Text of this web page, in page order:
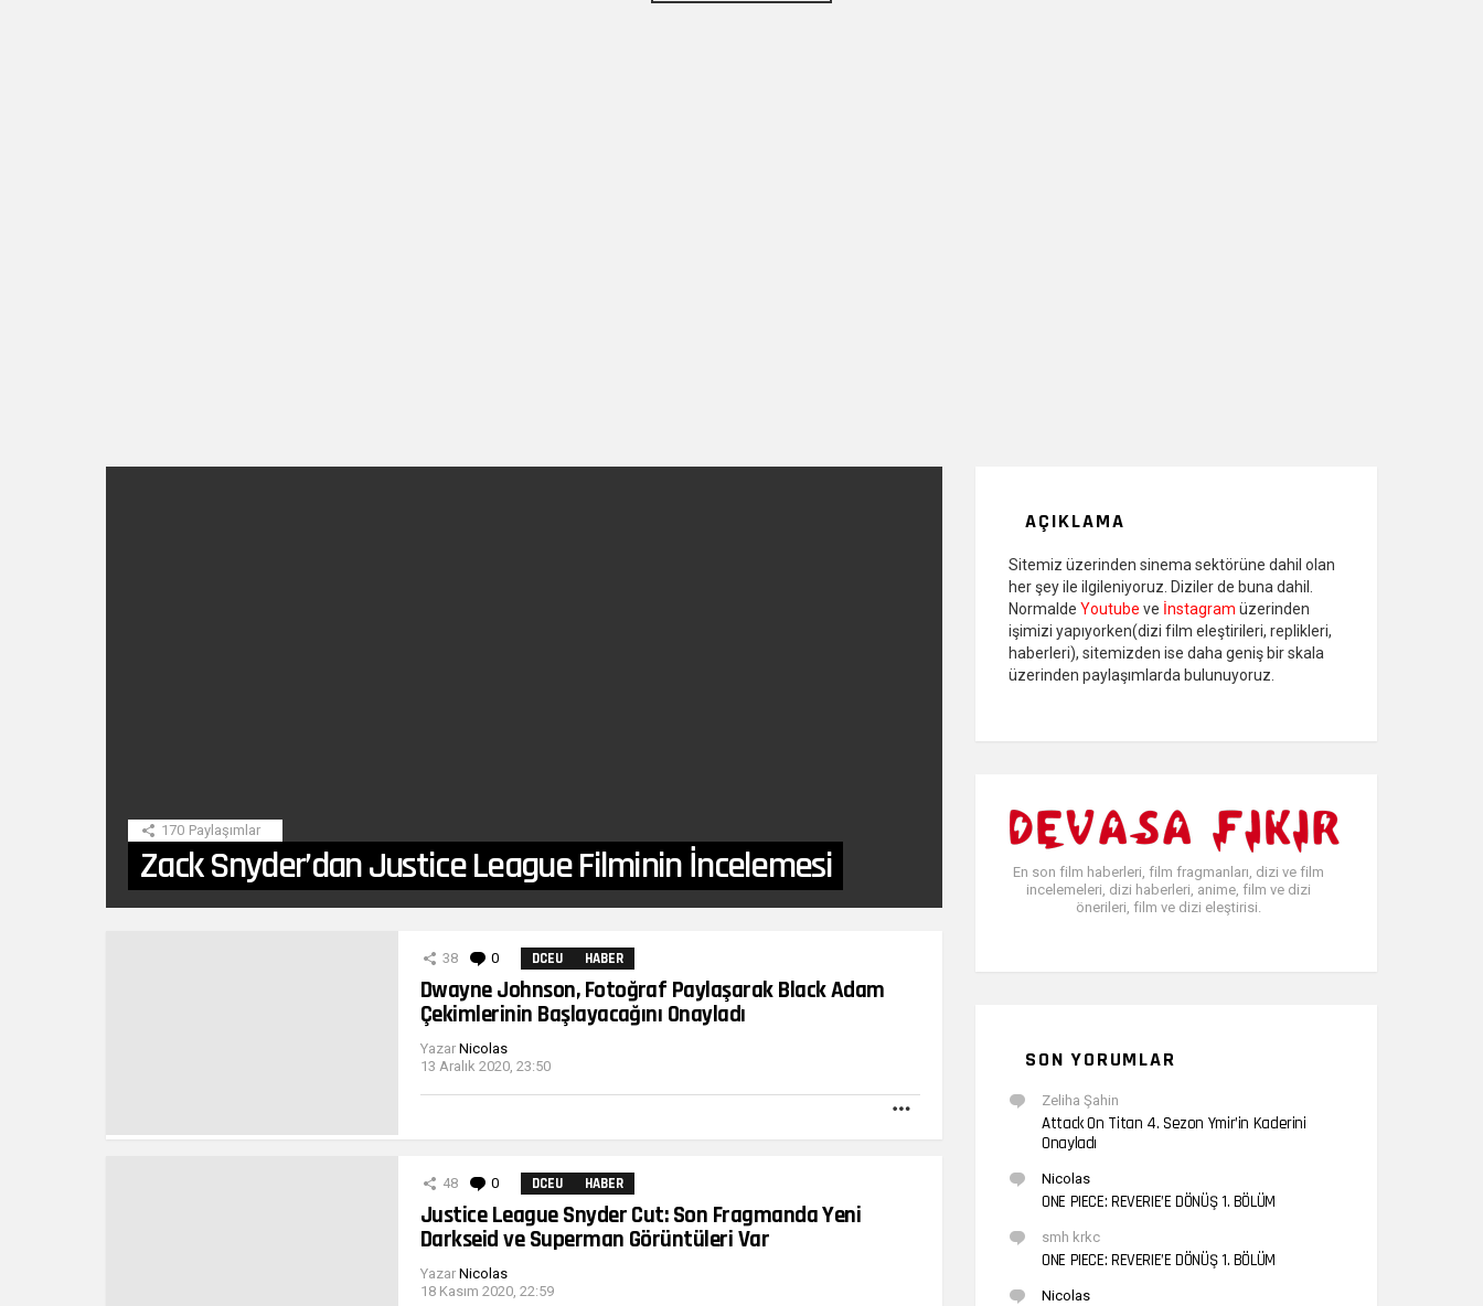
170 Paylaşımlar
Zack Snyder’dan Justice League Filminin İncelemesi
38 0 Yorumlar
DCEU HABER
Dwayne Johnson, Fotoğraf Paylaşarak Black Adam
Çekimlerinin Başlayacağını Onayladı
Yazar Nicolas
13 Aralık 2020, 23:50
48 0 Yorumlar
DCEU HABER
Justice League Snyder Cut: Son Fragmanda Yeni
Darkseid ve Superman Görüntüleri Var
Yazar Nicolas
18 Kasım 2020, 22:59
AÇIKLAMA
Sitemiz üzerinden sinema sektörüne dahil olan
her şey ile ilgileniyoruz. Diziler de buna dahil.
Normalde Youtube ve İnstagram üzerinden
işimizi yapıyorken(dizi film eleştirileri, replikleri,
haberleri), sitemizden ise daha geniş bir skala
üzerinden paylaşımlarda bulunuyoruz.
En son film haberleri, film fragmanları, dizi ve film
incelemeleri, dizi haberleri, anime, film ve dizi
önerileri, film ve dizi eleştirisi.
SON YORUMLAR
Zeliha Şahin
Attack On Titan 4. Sezon Ymir’in Kaderini
Onayladı
Nicolas
ONE PIECE: REVERIE’E DÖNÜŞ 1. BÖLÜM
smh krkc
ONE PIECE: REVERIE’E DÖNÜŞ 1. BÖLÜM
Nicolas